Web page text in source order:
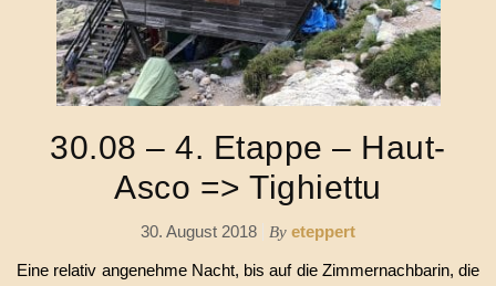
30.08 – 4. Etappe – Haut-
Asco => Tighiettu
30. August 2018 By eteppert
Eine relativ angenehme Nacht, bis auf die Zimmernachbarin, die